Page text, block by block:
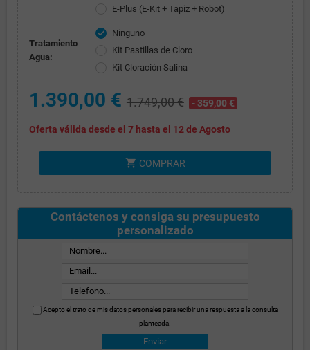
E-Plus (E-Kit + Tapiz + Robot)
Tratamiento
Agua:
check
Ninguno
Kit Pastillas de Cloro
Kit Cloración Salina
1.390,00 € 1.749,00 € - 359,00 €
Oferta válida desde el 7 hasta el 12 de Agosto
shopping_cart COMPRAR
Contáctenos y consiga su presupuesto
personalizado
Acepto el trato de mis datos personales para recibir una respuesta a la consulta
planteada.